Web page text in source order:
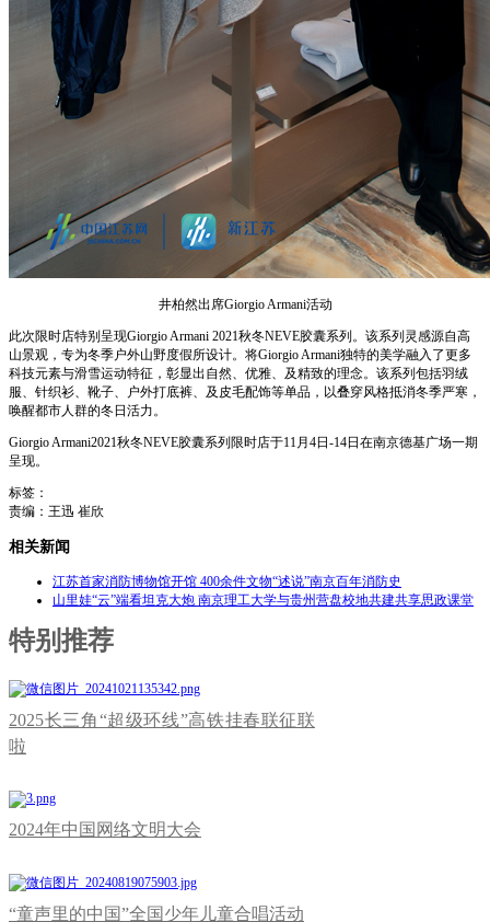
井柏然出席Giorgio Armani活动
此次限时店特别呈现Giorgio Armani 2021秋冬NEVE胶囊系列。该系列灵感源自高
山景观，专为冬季户外山野度假所设计。将Giorgio Armani独特的美学融入了更多
科技元素与滑雪运动特征，彰显出自然、优雅、及精致的理念。该系列包括羽绒
服、针织衫、靴子、户外打底裤、及皮毛配饰等单品，以叠穿风格抵消冬季严寒，
唤醒都市人群的冬日活力。
Giorgio Armani2021秋冬NEVE胶囊系列限时店于11月4日-14日在南京德基广场一期
呈现。
标签：
责编：王迅 崔欣
相关新闻
江苏首家消防博物馆开馆 400余件文物“述说”南京百年消防史
山里娃“云”端看坦克大炮 南京理工大学与贵州营盘校地共建共享思政课堂
特别推荐
2025长三角“超级环线”高铁挂春联征联
啦
2024年中国网络文明大会
“童声里的中国”全国少年儿童合唱活动